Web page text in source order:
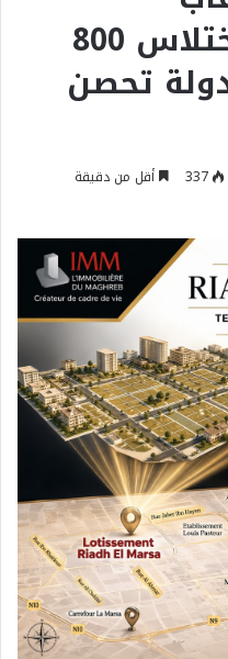
و”لسودة” بعد اختلاس 800
تحصن
337 أقل من دقيقة